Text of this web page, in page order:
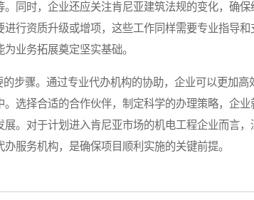
同时，企业还应关注肯尼亚建筑法规的变化，确保
行资质升级或增项，这些工作同样需要专业指导和
业务拓展奠定坚实基础。
骤。通过专业代办机构的协助，企业可以更加高
选择合适的合作伙伴，制定科学的办理策略，企业
。对于计划进入肯尼亚市场的机电工程企业而言，
服务机构，是确保项目顺利实施的关键前提。